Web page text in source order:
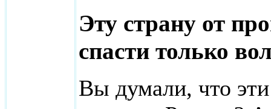
Эту страну от
спасти только
Вы думали, что